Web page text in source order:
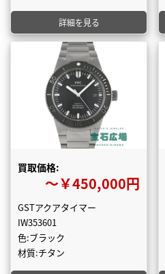
詳細を見る
買取価格:
〜￥450,000円
GSTアクアタイマー
IW353601
色:ブラック
材質:チタン